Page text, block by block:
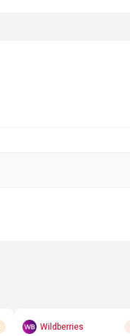
Wildberries